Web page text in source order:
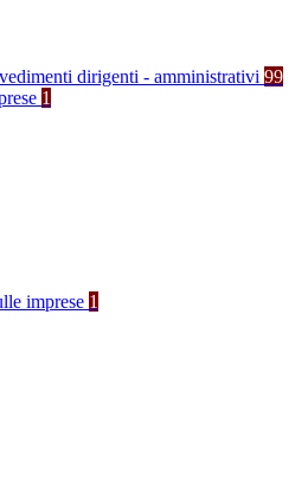
dirigenti - amministrativi 99
1
imprese 1